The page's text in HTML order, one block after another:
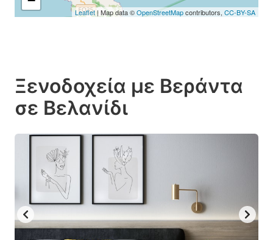
Leaflet | Map data ©OpenStreetMapcontributors, CC-BY-SA
Ξενοδοχεία με Βεράντα
σε Βελανίδι